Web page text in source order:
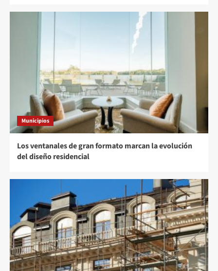
Municipios
Los ventanales de gran formato marcan la evolución
del diseño residencial